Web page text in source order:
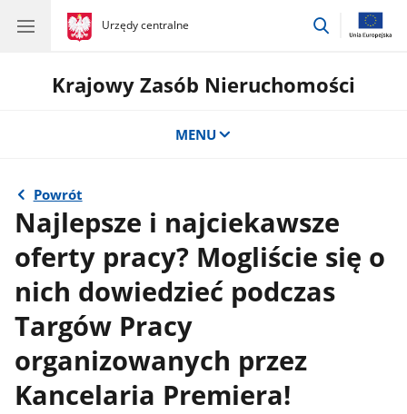
gov.pl
Urzędy centralne
gov.pl
Urzędy
przejdź
Krajowy Zasób Nieruchomości
MENU
Powrót
Najlepsze i najciekawsze
oferty pracy? Mogliście się o
nich dowiedzieć podczas
Targów Pracy
organizowanych przez
Kancelaria Premiera!